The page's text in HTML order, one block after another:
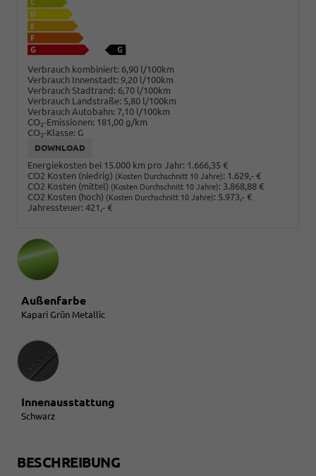
Verbrauch kombiniert: 6,90 l/100km
Verbrauch Innenstadt: 9,20 l/100km
Verbrauch Stadtrand: 6,70 l/100km
Verbrauch Landstraße: 5,80 l/100km
Verbrauch Autobahn: 7,10 l/100km
CO2-Emissionen: 181,00 g/km
CO2-Klasse: G
DOWNLOAD
Energiekosten bei 15.000 km pro Jahr: 1.666,35 €
CO2 Kosten (niedrig) (Kosten Durchschnitt 10 Jahre): 1.629,- €
CO2 Kosten (mittel) (Kosten Durchschnitt 10 Jahre): 3.868,88 €
CO2 Kosten (hoch) (Kosten Durchschnitt 10 Jahre): 5.973,- €
Jahressteuer: 421,- €
Außenfarbe
Kapari Grün Metallic
Innenausstattung
Innenausstattung
Schwarz
BESCHREIBUNG